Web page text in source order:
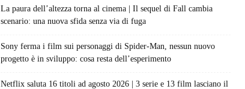
La paura dell’altezza torna al cinema | Il sequel di Fall cambia
scenario: una nuova sfida senza via di fuga
Sony ferma i film sui personaggi di Spider-Man, nessun nuovo
progetto è in sviluppo: cosa resta dell’esperimento
Netflix saluta 16 titoli ad agosto 2026 | 3 serie e 13 film lasciano il